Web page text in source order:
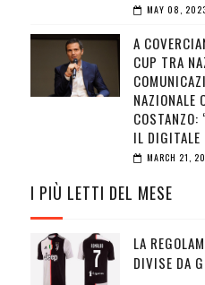
MAY 08,
A
CUP TRA
NAZIONALE
COSTANZO:
IL DIGITALE
MARCH 21,
I PIÙ LETTI DEL MESE
LA
DIVISE DA